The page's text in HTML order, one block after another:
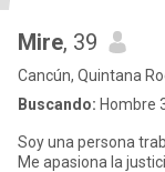
Mire, 39
Cancún, Quintana
Buscando: Hombre
Soy una persona
Me apasiona la